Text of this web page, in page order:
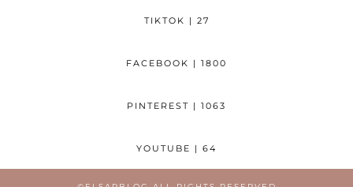
TIKTOK | 27
FACEBOOK | 1800
PINTEREST | 1063
YOUTUBE | 64